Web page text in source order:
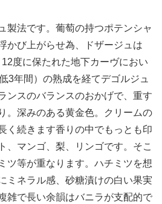
製法です。葡萄の持つポテンシャ
かび上がらせ為、ドザージュは
度に保たれた地下カーヴにおい
3年間）の熟成を経てデゴルジュ
ンスのバランスのおかげで、重す
。深みのある黄金色。クリームの
く続きます香りの中でもっとも印
、マンゴ、梨、リンゴです。そこ
ツ等が重なります。ハチミツを想
ミネラル感、砂糖漬けの白い果実
雑で長い余韻はバニラが支配的で